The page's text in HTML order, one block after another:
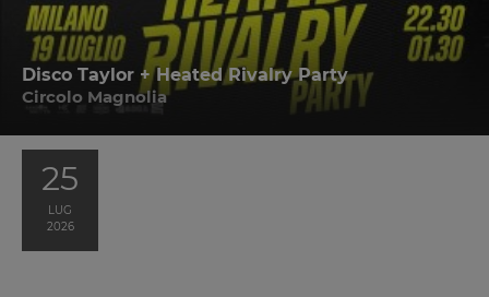
Disco Taylor + Heated Rivalry Party
Circolo Magnolia
25
LUG
2026